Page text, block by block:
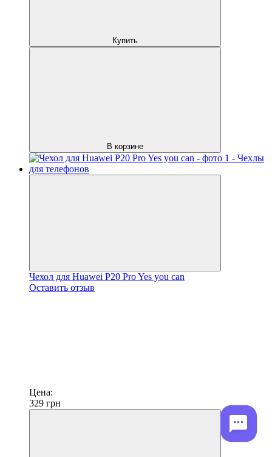
Купить
В корзине
Чехол для Huawei P20 Pro Yes you can
Оставить отзыв
Цена:
329 грн